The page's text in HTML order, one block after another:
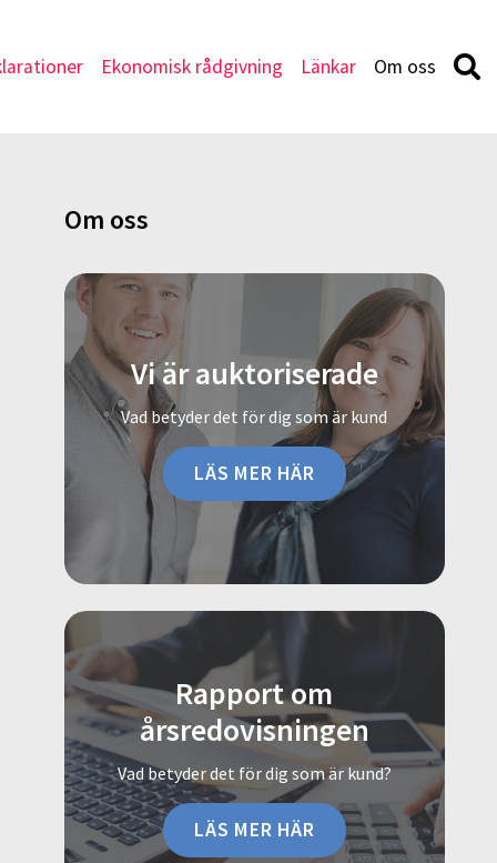
Ekonomisk rådgivning Länkar Om oss
Om oss
Vi är auktoriserade
Vad betyder det för dig som är kund
LÄS MER HÄR
Rapport om
årsredovisningen
Vad betyder det för dig som är kund?
LÄS MER HÄR